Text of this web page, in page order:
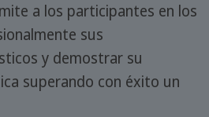
a los participantes en los
sus
y demostrar su
superando con éxito un